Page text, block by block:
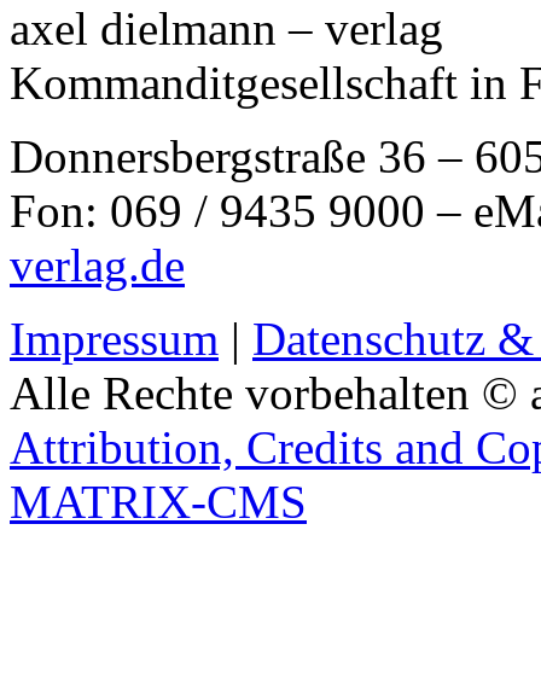
axel dielmann – verlag
Kommanditgesellschaft in
Donnersbergstraße 36 –
Fon: 069 / 9435 9000 –
verlag.de
Impressum | Datenschutz
Alle Rechte vorbehalten ©
Attribution, Credits and
MATRIX-CMS